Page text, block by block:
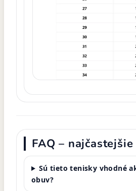
FAQ –
Sú tieto tenisky vhodné
obuv?